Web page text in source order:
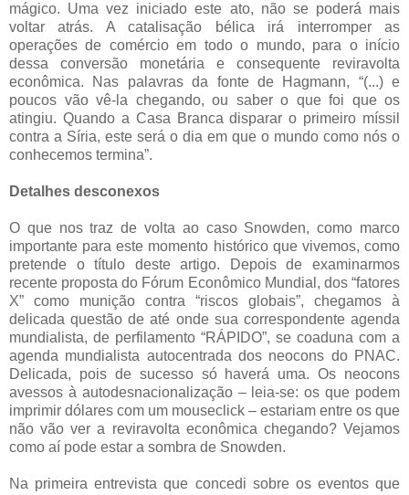
mágico. Uma vez iniciado este ato, não se poderá mais
voltar atrás. A catalisação bélica irá interromper as
operações de comércio em todo o mundo, para o início
dessa conversão monetária e consequente reviravolta
econômica. Nas palavras da fonte de Hagmann, “(...) e
poucos vão vê-la chegando, ou saber o que foi que os
atingiu. Quando a Casa Branca disparar o primeiro míssil
contra a Síria, este será o dia em que o mundo como nós o
conhecemos termina”.
Detalhes desconexos
O que nos traz de volta ao caso Snowden, como marco
importante para este momento histórico que vivemos, como
pretende o título deste artigo. Depois de examinarmos
recente proposta do Fórum Econômico Mundial, dos “fatores
X” como munição contra “riscos globais”, chegamos à
delicada questão de até onde sua correspondente agenda
mundialista, de perfilamento “RÁPIDO”, se coaduna com a
agenda mundialista autocentrada dos neocons do PNAC.
Delicada, pois de sucesso só haverá uma. Os neocons
avessos à autodesnacionalização – leia-se: os que podem
imprimir dólares com um mouseclick – estariam entre os que
não vão ver a reviravolta econômica chegando? Vejamos
como aí pode estar a sombra de Snowden.
Na primeira entrevista que concedi sobre os eventos que